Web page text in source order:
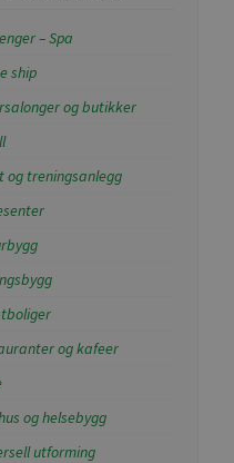
– Spa
ship
og butikker
og treningsanlegg
og kafeer
og helsebygg
utforming